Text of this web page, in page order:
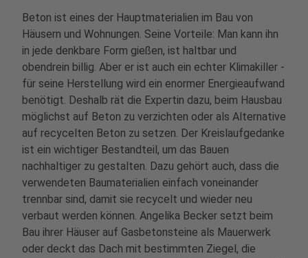
Beton ist eines der Hauptmaterialien im Bau von
Häusern und Wohnungen. Seine Vorteile: Man kann ihn
in jede denkbare Form gießen, ist haltbar und
obendrein billig. Aber er ist auch ein echter Klimakiller -
für seine Herstellung wird ein enormer Energieaufwand
benötigt. Deshalb rät die Expertin dazu, beim Hausbau
möglichst auf Beton zu verzichten oder als Alternative
auf recycelten Beton zu setzen. Der Kreislaufgedanke
ist ein wichtiger Bestandteil, um das Bauen
nachhaltiger zu gestalten. Dazu gehört auch, dass die
verwendeten Baumaterialien einfach voneinander
trennbar sind, damit sie recycelt und wieder neu
verbaut werden können. Angelika Becker setzt beim
Bau ihrer Häuser auf Gasbetonsteine als Mauerwerk
oder deckt das Dach mit bestimmten Ziegel, die